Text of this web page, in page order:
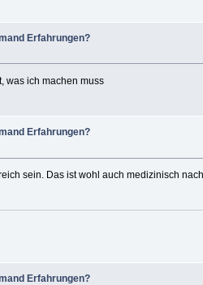
Erfahrungen?
was ich machen muss
Erfahrungen?
sein. Das ist wohl auch medizinisch
Erfahrungen?